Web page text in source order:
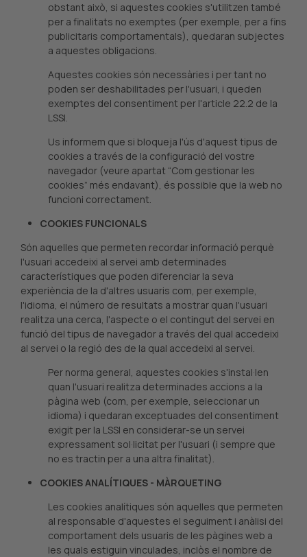
obstant això, si aquestes cookies s'utilitzen també
per a finalitats no exemptes (per exemple, per a fins
publicitaris comportamentals), quedaran subjectes
a aquestes obligacions.
Aquestes cookies són necessàries i per tant no
poden ser deshabilitades per l'usuari, i queden
exemptes del consentiment per l'article 22.2 de la
LSSI.
Us informem que si bloqueja l'ús d'aquest tipus de
cookies a través de la configuració del vostre
navegador (veure apartat “Com gestionar les
cookies” més endavant), és possible que la web no
funcioni correctament.
COOKIES FUNCIONALS
Són aquelles que permeten recordar informació perquè
l'usuari accedeixi al servei amb determinades
característiques que poden diferenciar la seva
experiència de la d'altres usuaris com, per exemple,
l'idioma, el número de resultats a mostrar quan l'usuari
realitza una cerca, l'aspecte o el contingut del servei en
funció del tipus de navegador a través del qual accedeixi
al servei o la regió des de la qual accedeixi al servei.
Per norma general, aquestes cookies s'instal·len
quan l'usuari realitza determinades accions a la
pàgina web (com, per exemple, seleccionar un
idioma) i quedaran exceptuades del consentiment
exigit per la LSSI en considerar-se un servei
expressament sol·licitat per l'usuari (i sempre que
no es tractin per a una altra finalitat).
COOKIES ANALÍTIQUES - MÀRQUETING
Les cookies analítiques són aquelles que permeten
al responsable d'aquestes el seguiment i anàlisi del
comportament dels usuaris de les pàgines web a
les quals estiguin vinculades, inclòs el nombre de